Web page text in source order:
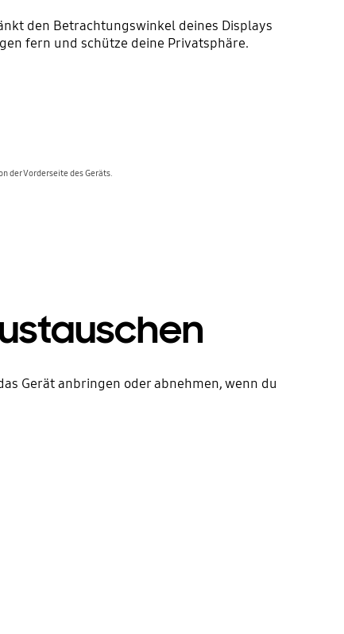
den Betrachtungswinkel deines Displays
fern und schütze deine Privatsphäre.
der Vorderseite des Geräts.
Gerät anbringen oder abnehmen, wenn du